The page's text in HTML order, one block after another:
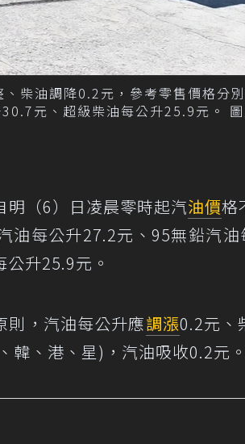
柴油調降0.2元，參考零售價格分
元、超級柴油每公升25.9元。
明（6）日凌晨零時起汽油價格
油每公升27.2元、95無鉛汽
升25.9元。
則，汽油每公升應調漲0.2元、
韓、港、星)，汽油吸收0.2元。